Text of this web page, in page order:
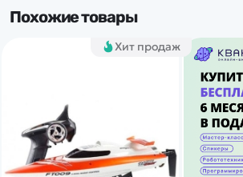
Похожие товары
Хит продаж